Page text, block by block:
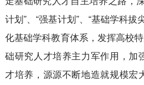
计划”、“强基计划”、“基础学科拔
化基础学科教育体系，发挥高校
础研究人才培养主力军作用，加
才培养，源源不断地造就规模宏